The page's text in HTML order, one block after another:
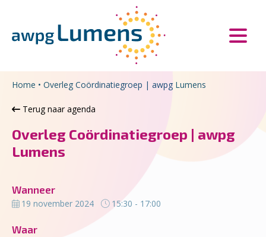
Home • Overleg Coördinatiegroep | awpg Lumens
Terug naar agenda
Overleg Coördinatiegroep | awpg
Lumens
Wanneer
19 november 2024 15:30 - 17:00
Waar